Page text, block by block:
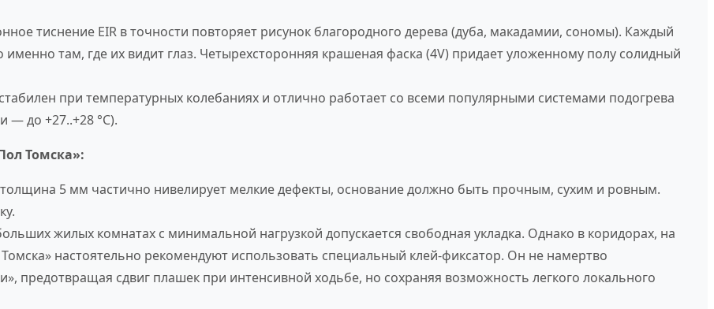
тиснение EIR в точности повторяет рисунок благородного дерева (дуба, макадамии, сономы). Каждый
там, где их видит глаз. Четырехсторонняя крашеная фаска (4V) придает уложенному полу солидный
при температурных колебаниях и отлично работает со всеми популярными системами подогрева
— до +27..+28 °C).
Томска»:
5 мм частично нивелирует мелкие дефекты, основание должно быть прочным, сухим и ровным.
жилых комнатах с минимальной нагрузкой допускается свободная укладка. Однако в коридорах, на
настоятельно рекомендуют использовать специальный клей-фиксатор. Он не намертво
предотвращая сдвиг плашек при интенсивной ходьбе, но сохраняя возможность легкого локального